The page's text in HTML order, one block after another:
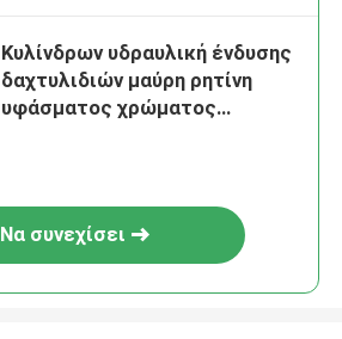
Κυλίνδρων υδραυλική ένδυσης
δαχτυλιδιών μαύρη ρητίνη
υφάσματος χρώματος
Να συνεχίσει